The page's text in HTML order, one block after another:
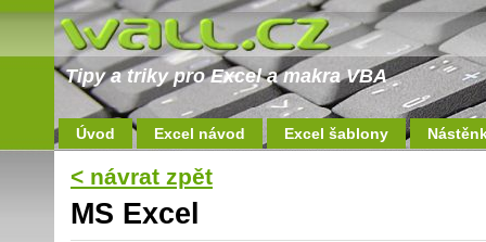
Tipy a triky pro Excel a makra VBA
Úvod Excel návod Excel šablony
< návrat zpět
MS Excel